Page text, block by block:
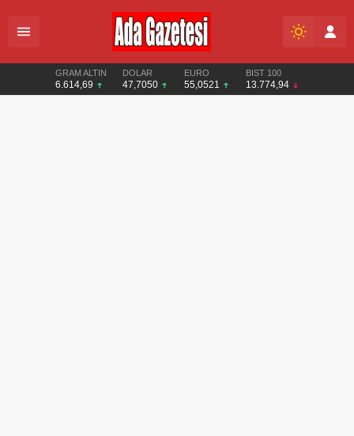
GRAM ALTIN
6.614,69
DOLAR
47,7050
EURO
55,0521
BIST 100
13.774,94